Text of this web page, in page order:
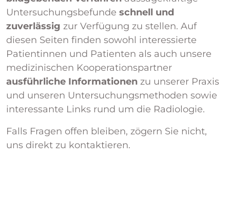
Untersuchungsbefunde schnell und
zuverlässig zur Verfügung zu stellen. Auf
diesen Seiten finden sowohl interessierte
Patientinnen und Patienten als auch unsere
medizinischen Kooperationspartner
ausführliche Informationen zu unserer Praxis
und unseren Untersuchungsmethoden sowie
interessante Links rund um die Radiologie.
Falls Fragen offen bleiben, zögern Sie nicht,
uns direkt zu kontaktieren.